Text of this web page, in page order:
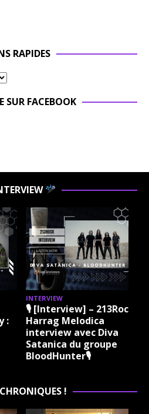
RAPIDES
SUR FACEBOOK
:
INTERVIEW
🎙 [Interview] – 213Rock
Harrag Melodica
interview avec Diva
Satanica du groupe
BloodHunter🎙
!